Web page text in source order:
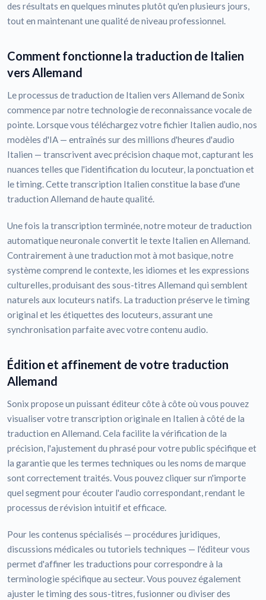
des résultats en quelques minutes plutôt qu'en plusieurs jours,
tout en maintenant une qualité de niveau professionnel.
Comment fonctionne la traduction de Italien
vers Allemand
Le processus de traduction de Italien vers Allemand de Sonix
commence par notre technologie de reconnaissance vocale de
pointe. Lorsque vous téléchargez votre fichier Italien audio, nos
modèles d'IA — entraînés sur des millions d'heures d'audio
Italien — transcrivent avec précision chaque mot, capturant les
nuances telles que l'identification du locuteur, la ponctuation et
le timing. Cette transcription Italien constitue la base d'une
traduction Allemand de haute qualité.
Une fois la transcription terminée, notre moteur de traduction
automatique neuronale convertit le texte Italien en Allemand.
Contrairement à une traduction mot à mot basique, notre
système comprend le contexte, les idiomes et les expressions
culturelles, produisant des sous-titres Allemand qui semblent
naturels aux locuteurs natifs. La traduction préserve le timing
original et les étiquettes des locuteurs, assurant une
synchronisation parfaite avec votre contenu audio.
Édition et affinement de votre traduction
Allemand
Sonix propose un puissant éditeur côte à côte où vous pouvez
visualiser votre transcription originale en Italien à côté de la
traduction en Allemand. Cela facilite la vérification de la
précision, l'ajustement du phrasé pour votre public spécifique et
la garantie que les termes techniques ou les noms de marque
sont correctement traités. Vous pouvez cliquer sur n'importe
quel segment pour écouter l'audio correspondant, rendant le
processus de révision intuitif et efficace.
Pour les contenus spécialisés — procédures juridiques,
discussions médicales ou tutoriels techniques — l'éditeur vous
permet d'affiner les traductions pour correspondre à la
terminologie spécifique au secteur. Vous pouvez également
ajuster le timing des sous-titres, fusionner ou diviser des